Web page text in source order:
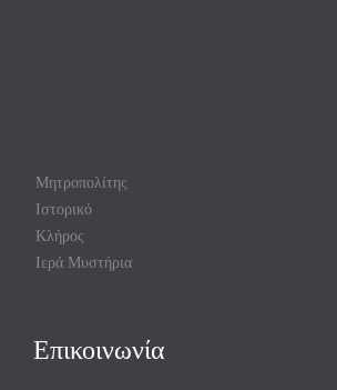
Μητροπολίτης
Ιστορικό
Κλήρος
Ιερά Μυστήρια
Επικοινωνία